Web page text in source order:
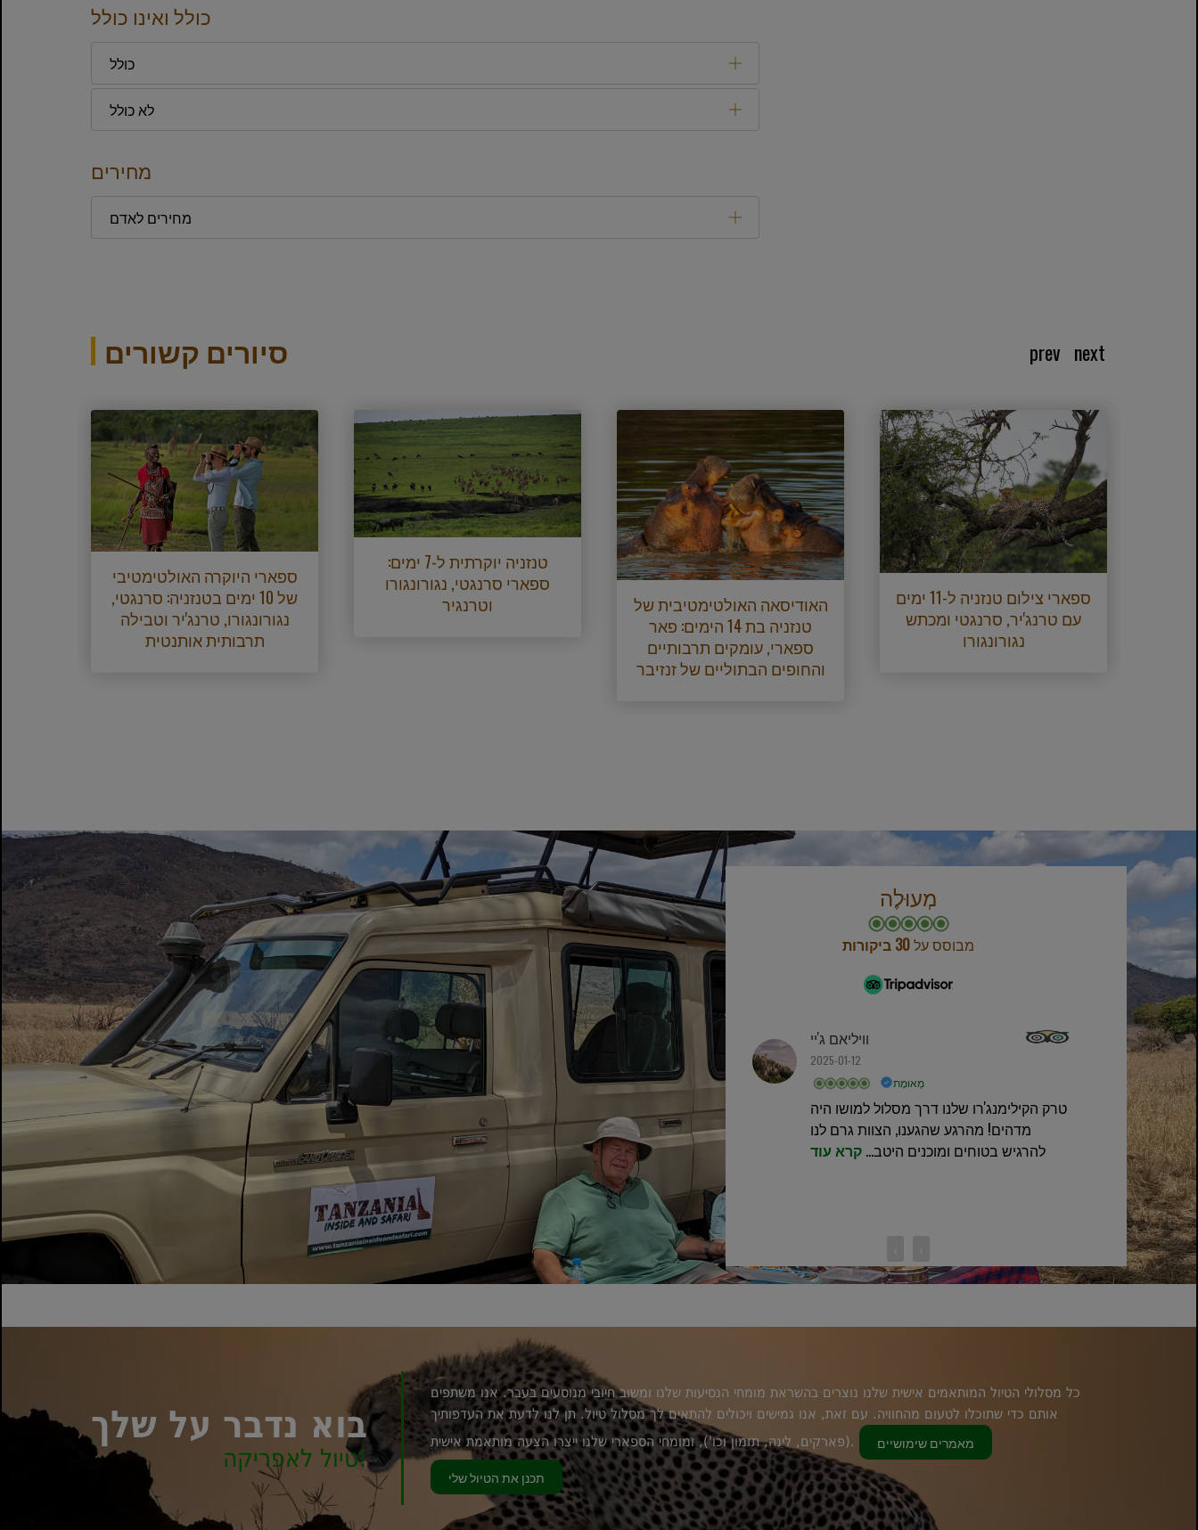
כולל ואינו כולל
כולל
לא כולל
מחירים
מחירים לאדם
סיורים קשורים
ספארי היוקרה האולטימטיבי
של 10 ימים בטנזניה: סרנגטי,
נגורונגורו, טרנג'יר וטבילה
תרבותית אותנטית
טנזניה יוקרתית ל-7 ימים:
ספארי סרנגטי, נגורונגורו
וטרנגיר
האודיסאה האולטימטיבית של
טנזניה בת 14 הימים: פאר
ספארי, עומקים תרבותיים
והחופים הבתוליים של זנזיבר
ספארי צילום טנזניה ל-11 ימים
עם טרנג'יר, סרנגטי ומכתש
נגורונגורו
prev next
מְעוּלֶה
מבוסס על30 ביקורות
ג'יין ר
2025-01-10
מְאוּמָת
הספארי היה מהמם לחלוטין! כל פרט נוהל
בצורה מושלמת, וחיות הבר היו עוצרות
נשימה...
רודריק פ
למשפחה שלי ולי היה שילוב מדהים של
ספארי וטרק קילימנג'רו עם טנזניה בפנים.
מדריך הספארי שלנו, לורן, היה פנטסטי...
קרא עוד
וויליאם ג'יי
2025-01-12
מְאוּמָת
טרק הקילימנג'רו שלנו דרך מסלול למושו היה
מדהים! מהרגע שהגענו, הצוות גרם לנו
להרגיש בטוחים ומוכנים היטב... קרא עוד
בוא נדבר על שלך
טיול לאפריקה!
כל מסלולי הטיול המותאמים אישית שלנו נוצרים בהשראת מומחי הנסיעות שלנו ומשוב חיובי מנוסעים בעבר. אנו משתפים
אותם כדי שתוכלו לטעום מהחוויה. עם זאת, אנו גמישים ויכולים להתאים לך מסלול טיול. תן לנו לדעת את העדפותיך
(פארקים, לינה, תזמון וכו'), ומומחי הספארי שלנו ייצרו הצעה מותאמת אישית.
מאמרים שימושיים
תכנן את הטיול שלי